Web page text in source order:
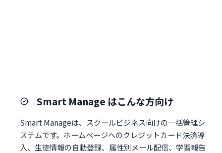
Smart Manage はこんな方向け
Smart Manageは、スクールビジネス向けの一括管理シ
ステムです。ホームページへのクレジットカード決済導
入、生徒情報の自動登録、属性別メール配信、学習報告